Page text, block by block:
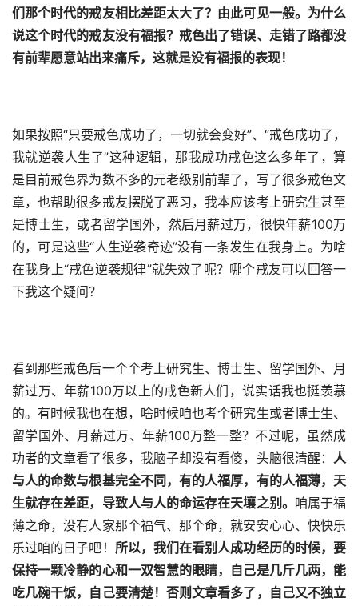
们那个时代的戒友相比差距太大了？由此可见一般。为什么
说这个时代的戒友没有福报？戒色出了错误、走错了路都没
有前辈愿意站出来痛斥，这就是没有福报的表现！
如果按照“只要戒色成功了，一切就会变好”、“戒色成功了，
我就逆袭人生了”这种逻辑，那我成功戒色这么多年了，算
是目前戒色界为数不多的元老级别前辈了，写了很多戒色文
章，也帮助很多戒友摆脱了恶习，我本应该考上研究生甚至
是博士生，或者留学国外，然后月薪过万，很快年薪100万
的，可是这些“人生逆袭奇迹”没有一条发生在我身上。为啥
在我身上“戒色逆袭规律”就失效了呢？哪个戒友可以回答一
下我这个疑问？
看到那些戒色后一个个考上研究生、博士生、留学国外、月
薪过万、年薪100万以上的戒色新人们，说实话我也挺羡慕
的。有时候我也在想，啥时候咱也考个研究生或者博士生、
留学国外、月薪过万、年薪100万整一整？不过呢，虽然成
功者的文章看了很多，我脑子却没有看傻，头脑很清醒： 人
与人的命数与根基完全不同，有的人福厚，有的人福薄，天
生就存在差距，导致人与人的命运存在天壤之别。 咱属于福
薄之命，没有人家那个福气、那个命，就安安心心、快快乐
乐过咱的日子吧！ 所以，我们在看别人成功经历的时候，要
保持一颗冷静的心和一双智慧的眼睛，自己是几斤几两，能
吃几碗干饭，自己要清楚！否则文章看多了，自己又不独立